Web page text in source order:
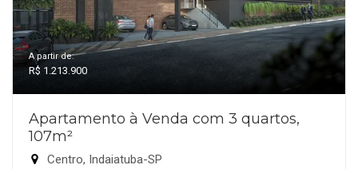
A partir de:
R$ 1.213.900
Apartamento à Venda com 3 quartos,
107m²
Centro, Indaiatuba-SP